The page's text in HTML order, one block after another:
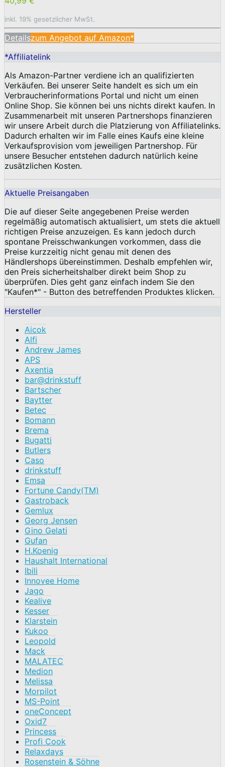
inkl. 19% gesetzlicher MwSt.
Detailszum Angebot auf Amazon*
*Affiliatelink
Als Amazon-Partner verdiene ich an qualifizierten
Verkäufen. Bei unserer Seite handelt es sich um ein
Verbraucherinformations Portal und nicht um einen
Online Shop. Sie können bei uns nichts direkt kaufen. In
Zusammenarbeit mit unseren Partnershops finanzieren
wir unsere Arbeit durch die Platzierung von Affiliatelinks.
Dadurch erhalten wir im Falle eines Kaufs eine kleine
Verkaufsprovision vom jeweiligen Partnershop. Für
unsere Besucher entstehen dadurch natürlich keine
zusätzlichen Kosten.
Aktuelle Preisangaben
Die auf dieser Seite angegebenen Preise werden
regelmäßig automatisch aktualisiert, um stets die aktuell
richtigen Preise anzuzeigen. Es kann jedoch durch
spontane Preisschwankungen vorkommen, dass die
Preise kurzzeitig nicht genau mit denen des
Händlershops übereinstimmen. Deshalb empfehlen wir,
den Preis sicherheitshalber direkt beim Shop zu
überprüfen. Dies geht ganz einfach indem Sie den
"Kaufen*" - Button des betreffenden Produktes klicken.
Hersteller
Aicok
Alfi
Andrew James
APS
Axentia
bar@drinkstuff
Bartscher
Baytter
Betec
Bomann
Brema
Bugatti
Butlers
Caso
drinkstuff
Emsa
Fortune Candy(TM)
Gastroback
Gemlux
Georg Jensen
Gino Gelati
Gufan
H.Koenig
Haushalt International
Ibili
Innovee Home
Jago
Kealive
Kesser
Klarstein
Kukoo
Leopold
Mack
MALATEC
Medion
Melissa
Morpilot
MS-Point
oneConcept
Oxid7
Princess
Profi Cook
Relaxdays
Rosenstein & Söhne